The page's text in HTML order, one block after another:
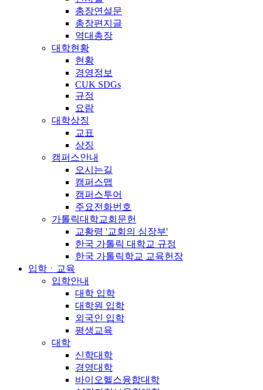
총장연설문
총장편지글
역대총장
대학현황
현황
경영정보
CUK SDGs
규정
요람
대학상징
교표
상징
캠퍼스안내
오시는길
캠퍼스맵
캠퍼스투어
주요전화번호
가톨릭대학교회문헌
교황령 '교회의 심장부'
한국 가톨릭 대학교 규정
한국 가톨릭학교 교육헌장
입학ㆍ교육
입학안내
대학 입학
대학원 입학
외국인 입학
평생교육
대학
신학대학
경영대학
바이오헬스융합대학